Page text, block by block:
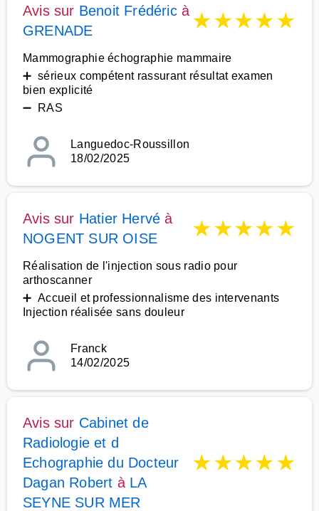
Avis sur Benoit Frédéricà
GRENADE
★★★★★
Mammographie échographie mammaire
➕ sérieux compétent rassurant résultat examen
bien explicité
➖ RAS
Languedoc-Roussillon
18/02/2025
Avis sur Hatier Hervé à
NOGENT SUR OISE
★★★★★
Réalisation de l'injection sous radio pour
arthoscanner
➕ Accueil et professionnalisme des intervenants
Injection réalisée sans douleur
Franck
14/02/2025
Avis sur Cabinet de
Radiologie et d
Echographie du Docteur
Dagan Robert à LA
SEYNE SUR MER
★★★★★